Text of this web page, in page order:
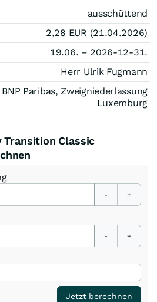
ausschüttend
2,28 EUR (21.04.2026)
19.06. – 2026-12-31.
Herr Ulrik Fugmann
BNP Paribas, Zweigniederlassung
Luxemburg
Transition Classic
- +
- +
Jetzt berechnen